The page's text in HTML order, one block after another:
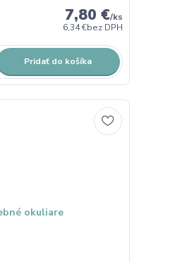
7,80 €/ks
6,34 €bez DPH
Pridať do košíka